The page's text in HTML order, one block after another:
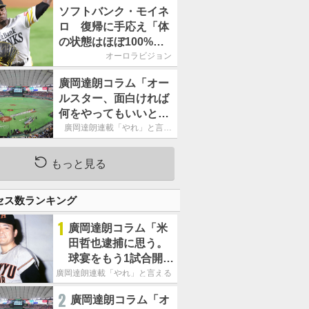
に」／後半戦に息巻
く！
ソフトバンク・モイネ
ロ 復帰に手応え「体
の状態はほぼ100%」
／後半戦に息巻く！
オーロラビジョン
廣岡達朗コラム「オー
ルスター、面白ければ
何をやってもいいとい
う発想は大間違い」
廣岡達朗連載「やれ」と言え
る信念
もっと見る
ス数ランキング
1 廣岡達朗コラム「米
田哲也逮捕に思う。
球宴をもう1試合開催
でOB救済を」
廣岡達朗連載「やれ」と言える信念
2 廣岡達朗コラム「オ